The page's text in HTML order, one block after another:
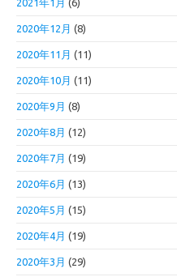
2021年1月 (6)
2020年12月 (8)
2020年11月 (11)
2020年10月 (11)
2020年9月 (8)
2020年8月 (12)
2020年7月 (19)
2020年6月 (13)
2020年5月 (15)
2020年4月 (19)
2020年3月 (29)